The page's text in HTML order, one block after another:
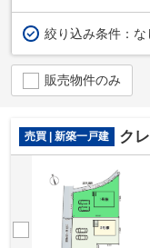
絞り込み条件： な
販売物件のみ
売買 | 新築一戸建 クレ